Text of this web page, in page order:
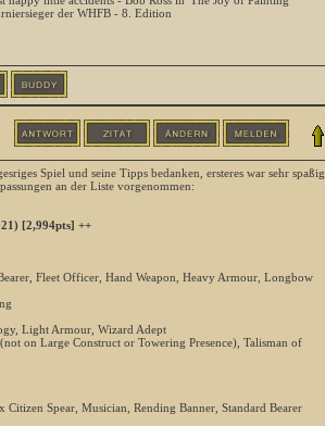
der WHFB - 8. Edition
Spiel und seine Tipps bedanken, ersteres war sehr spaßig
an der Liste vorgenommen:
[2,994pts] ++
Fleet Officer, Hand Weapon, Heavy Armour, Longbow
Light Armour, Wizard Adept
on Large Construct or Towering Presence), Talisman of
Citizen Spear, Musician, Rending Banner, Standard Bearer